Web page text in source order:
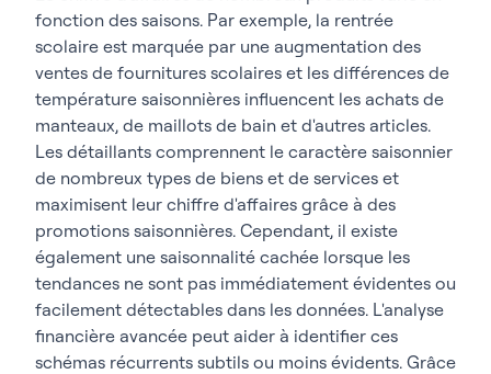
fonction des saisons. Par exemple, la rentrée
scolaire est marquée par une augmentation des
ventes de fournitures scolaires et les différences de
température saisonnières influencent les achats de
manteaux, de maillots de bain et d'autres articles.
Les détaillants comprennent le caractère saisonnier
de nombreux types de biens et de services et
maximisent leur chiffre d'affaires grâce à des
promotions saisonnières. Cependant, il existe
également une saisonnalité cachée lorsque les
tendances ne sont pas immédiatement évidentes ou
facilement détectables dans les données. L'analyse
financière avancée peut aider à identifier ces
schémas récurrents subtils ou moins évidents. Grâce